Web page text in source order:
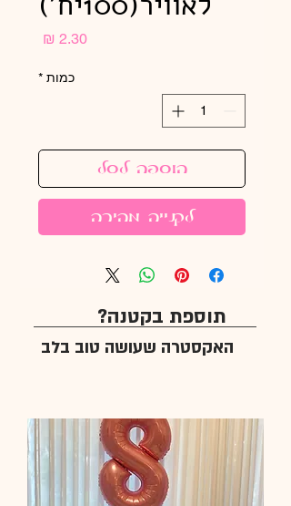
כמות *
הוספה לסל
לקנייה מהירה
תוספת בקטנה?
האקסטרה שעושה טוב בלב